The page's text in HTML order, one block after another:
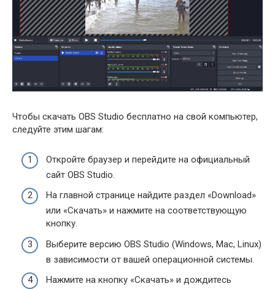
Чтобы скачать OBS Studio бесплатно на свой компьютер,
следуйте этим шагам:
Откройте браузер и перейдите на официальный
сайт OBS Studio.
На главной странице найдите раздел «Download»
или «Скачать» и нажмите на соответствующую
кнопку.
Выберите версию OBS Studio (Windows, Mac, Linux)
в зависимости от вашей операционной системы.
Нажмите на кнопку «Скачать» и дождитесь